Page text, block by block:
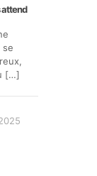
attend
se
[…]